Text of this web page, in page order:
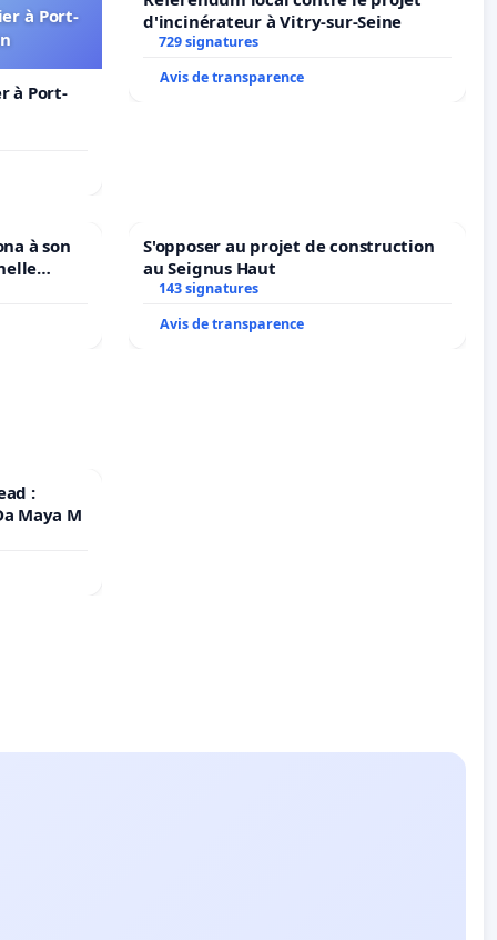
à Port-
à Port-
d'incinérateur à Vitry-sur-Seine
729 signatures
Avis de transparence
à son
en
S'opposer au projet de construction
au Seignus Haut
143 signatures
Avis de transparence
:
Maya M